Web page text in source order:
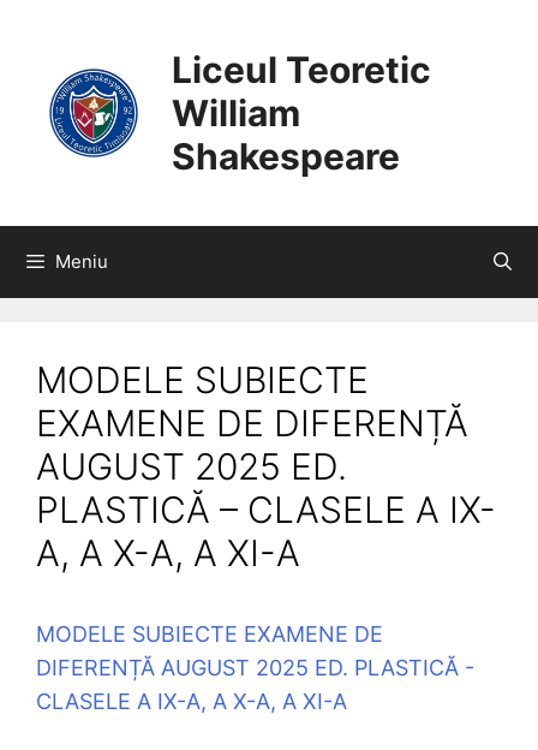
CONȚINUT
Liceul Teoretic
William
Shakespeare
Meniu
MODELE SUBIECTE
EXAMENE DE DIFERENȚĂ
AUGUST 2025 ED.
PLASTICĂ – CLASELE A IX-
A, A X-A, A XI-A
MODELE SUBIECTE EXAMENE DE
DIFERENȚĂ AUGUST 2025 ED. PLASTICĂ -
CLASELE A IX-A, A X-A, A XI-A